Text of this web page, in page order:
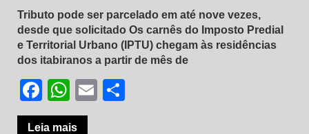
Tributo pode ser parcelado em até nove vezes,
desde que solicitado Os carnês do Imposto Predial
e Territorial Urbano (IPTU) chegam às residências
dos itabiranos a partir de mês de
Facebook
WhatsApp
Email
Leia mais